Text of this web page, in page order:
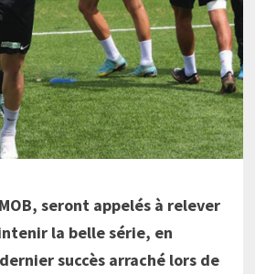
seront appelés à relever
la belle série, en
succès arraché lors de